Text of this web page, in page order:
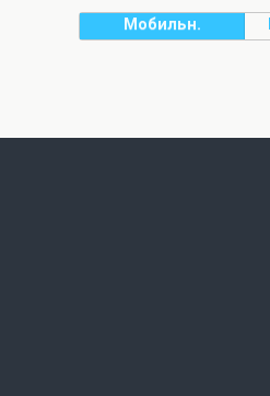
Мобильн.